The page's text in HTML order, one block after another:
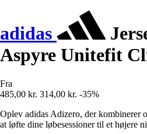
adidas
Aspyre Unitefit
Fra
485,00 kr. 314,00 kr. -35%
Oplev adidas Adizero, der kombinerer
at løfte dine løbesessioner til et højere